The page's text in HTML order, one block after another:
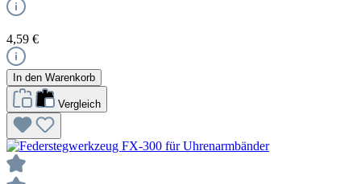
4,59 €
In den Warenkorb
Vergleich